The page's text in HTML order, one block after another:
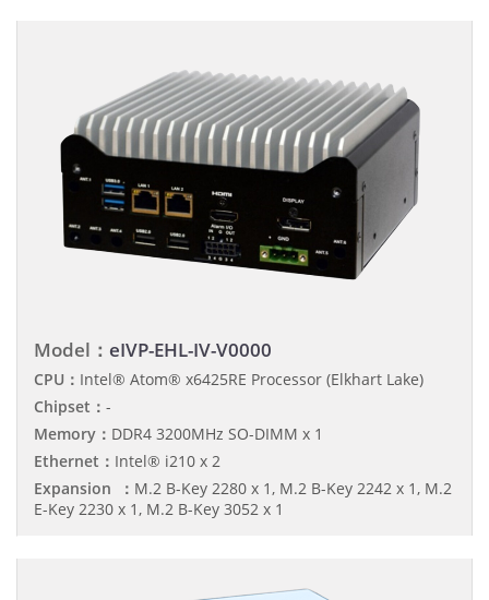
Model： eIVP-EHL-IV-V0000
CPU： Intel® Atom® x6425RE Processor (Elkhart Lake)
Chipset： -
Memory： DDR4 3200MHz SO-DIMM x 1
Ethernet： Intel® i210 x 2
Expansion ： M.2 B-Key 2280 x 1, M.2 B-Key 2242 x 1, M.2
E-Key 2230 x 1, M.2 B-Key 3052 x 1